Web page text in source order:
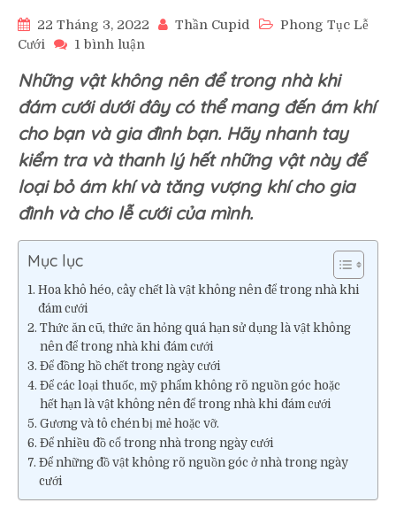
22 Tháng 3, 2022 Thần Cupid
Phong Tục Lễ
Cưới
1 bình luận
vật
không
nên
để
trong
khi
đám
Những vật không nên để trong nhà khi
đám cưới dưới đây có thể mang đến ám khí
cho bạn và gia đình bạn. Hãy nhanh tay
kiểm tra và thanh lý hết những vật này để
loại bỏ ám khí và tăng vượng khí cho gia
đình và cho lễ cưới của mình.
Mục lục
Hoa khô héo, cây chết là vật không nên để trong nhà khi
đám cưới
Thức ăn cũ, thức ăn hỏng quá hạn sử dụng là vật không
nên để trong nhà khi đám cưới
Để đồng hồ chết trong ngày cưới
Để các loại thuốc, mỹ phẩm không rõ nguồn góc hoặc
hết hạn là vật không nên để trong nhà khi đám cưới
Gương và tô chén bị mẻ hoặc vỡ.
Để nhiều đồ cổ trong nhà trong ngày cưới
Để những đồ vật không rõ nguồn góc ở nhà trong ngày
cưới